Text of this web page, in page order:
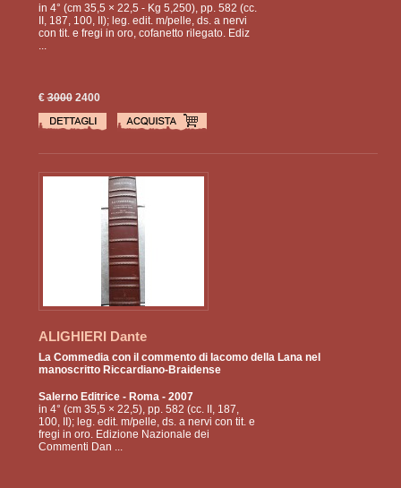
in 4° (cm 35,5 × 22,5 - Kg 5,250), pp. 582 (cc.
II, 187, 100, II); leg. edit. m/pelle, ds. a nervi
con tit. e fregi in oro, cofanetto rilegato. Ediz
...
€30002400
ALIGHIERI Dante
La Commedia con il commento di Iacomo della Lana nel
manoscritto Riccardiano-Braidense
Salerno Editrice- Roma - 2007
in 4° (cm 35,5 × 22,5), pp. 582 (cc. II, 187,
100, II); leg. edit. m/pelle, ds. a nervi con tit. e
fregi in oro. Edizione Nazionale dei
Commenti Dan ...